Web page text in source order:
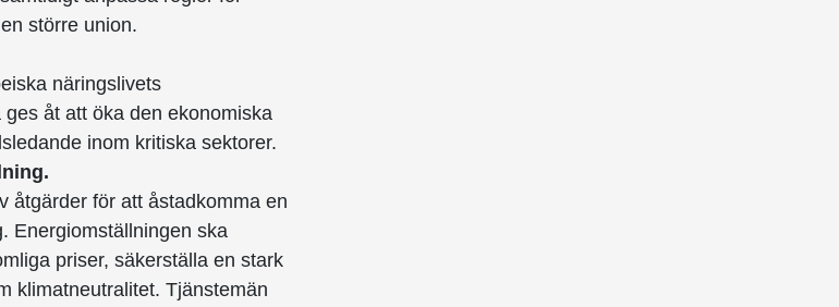
större union.
näringslivets
åt att öka den ekonomiska
inom kritiska sektorer.
åtgärder för att åstadkomma en
Energiomställningen ska
priser, säkerställa en stark
klimatneutralitet. Tjänstemän